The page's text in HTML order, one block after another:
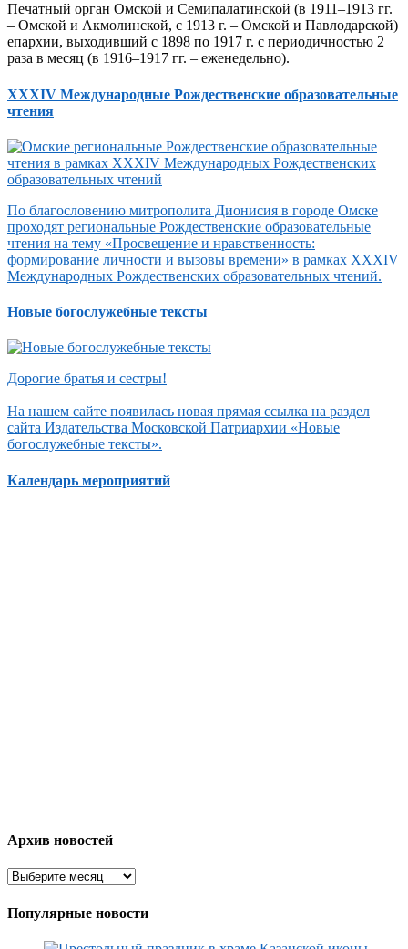
Печатный орган Омской и Семипалатинской (в 1911–1913 гг.
– Омской и Акмолинской, с 1913 г. – Омской и Павлодарской)
епархии, выходивший с 1898 по 1917 г. с периодичностью 2
раза в месяц (в 1916–1917 гг. – еженедельно).
XXXIV Международные Рождественские образовательные
чтения
По благословению митрополита Дионисия в городе Омске
проходят региональные Рождественские образовательные
чтения на тему «Просвещение и нравственность:
формирование личности и вызовы времени» в рамках XXXIV
Международных Рождественских образовательных чтений.
Новые богослужебные тексты
Дорогие братья и сестры!
На нашем сайте появилась новая прямая ссылка на раздел
сайта Издательства Московской Патриархии «Новые
богослужебные тексты».
Календарь мероприятий
Архив новостей
Популярные новости